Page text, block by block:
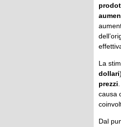
La
dollari
prezzi
causa
Dal